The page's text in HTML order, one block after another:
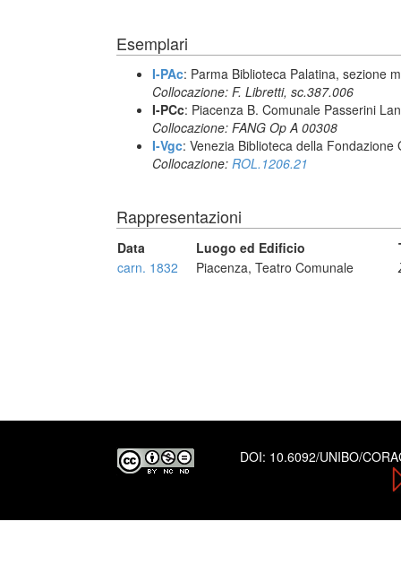
Esemplari
I-PAc: Parma Biblioteca Palatina, sezione
Collocazione: F. Libretti, sc.387.006
I-PCc: Piacenza B. Comunale Passerini
Collocazione: FANG Op A 00308
I-Vgc: Venezia Biblioteca della Fondazione
Collocazione: ROL.1206.21
Rappresentazioni
Data Luogo ed Edificio
carn. 1832
Piacenza, Teatro Comunale
DOI: 10.6092/UNIBO/